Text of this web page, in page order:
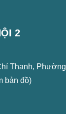
2
Thanh, Phường
bản đồ)